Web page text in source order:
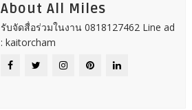
About All Miles
รับจัดสื่อร่วมในงาน 0818127462 Line ad
: kaitorcham